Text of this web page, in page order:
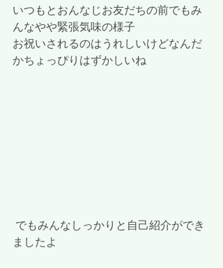
いつもとおんなじお友だちの前でもみ
んなやや緊張気味の様子
お祝いされるのはうれしいけどなんだ
かちょっぴりはずかしいね
ましたよ